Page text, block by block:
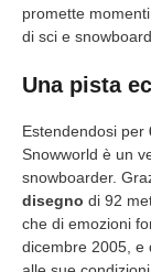
promette
di sci e
Una pista
Estendendosi per
Snowworld è un
snowboarder.
disegno di 92
che di emozioni
dicembre 2005, e